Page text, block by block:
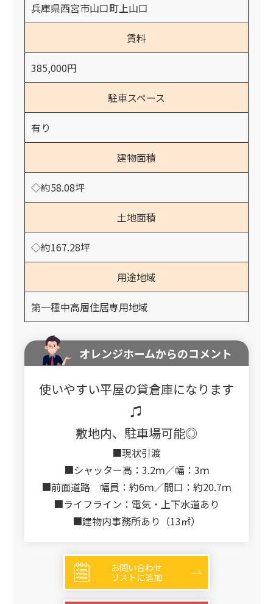
兵庫県西宮市山口町上山口
賃料
385,000円
駐車スペース
有り
建物面積
◇約58.08坪
土地面積
◇約167.28坪
用途地域
第一種中高層住居専用地域
オレンジホームからのコメント
使いやすい平屋の貸倉庫になります
♫
敷地内、駐車場可能◎
■現状引渡
■シャッター高：3.2ｍ／幅：3ｍ
■前面道路 幅員：約6ｍ／間口：約20.7ｍ
■ライフライン：電気・上下水道あり
■建物内事務所あり（13㎡）
お問い合わせ
リストに追加